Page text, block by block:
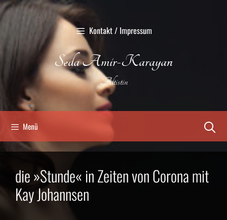
Zum
Inhalt
Kontakt / Impressum
Seda Amir-Karayan
Altistin
Menü
die »Stunde« in Zeiten von Corona mit
Kay Johannsen